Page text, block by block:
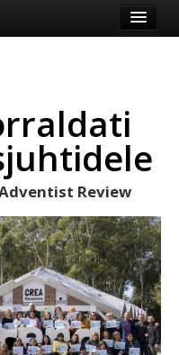
Logi sisse või registreeru
Review